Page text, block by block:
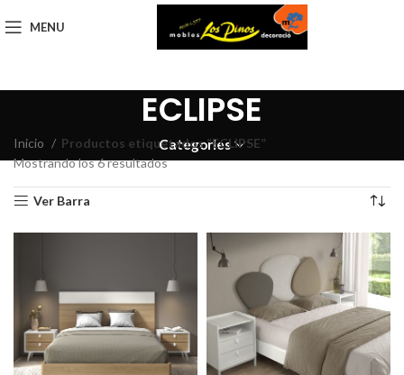
MENU
ECLIPSE
Categories
Inicio
Productos etiquetados “ECLIPSE”
Mostrando los 6 resultados
Ver Barra